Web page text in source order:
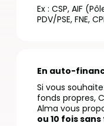
Ex : CSP, AIF
PDV/PSE, FNE,
En auto-
Si vous
fonds propres,
Alma vous
ou 10 fois